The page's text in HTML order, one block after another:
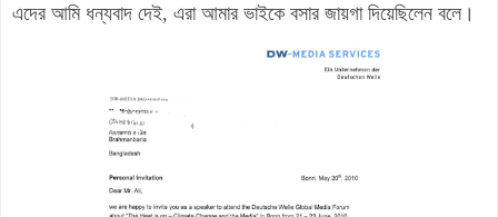
এদের আমি ধন্যবাদ দেই, এরা আমার ভাইকে বসার জায়গা দিয়েছিলেন বলে।